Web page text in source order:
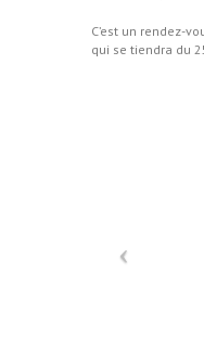
C’est un rendez-
qui se tiendra du